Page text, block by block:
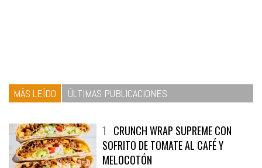
MÁS LEÍDO ÚLTIMAS PUBLICACIONES
1 CRUNCH WRAP SUPREME CON
SOFRITO DE TOMATE AL CAFÉ Y
MELOCOTÓN